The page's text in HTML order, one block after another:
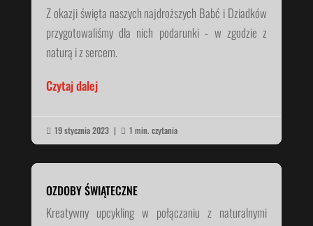
Z okazji święta naszych najdroższych Babć i Dziadków
przygotowaliśmy dla nich podarunki - w zgodzie z
naturą i z sercem.
Czytaj dalej
 19 stycznia 2023 |  1 min. czytania
OZDOBY ŚWIĄTECZNE
Kreatywny upcykling w połączaniu z naturalnymi